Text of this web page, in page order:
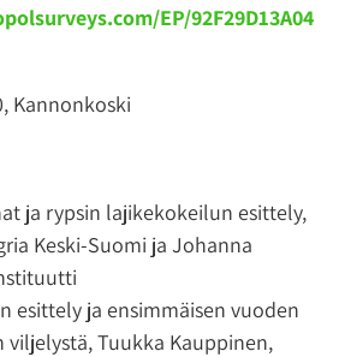
EP/92F29D13A04
Kannonkoski
ja rypsin lajikekokeilun esittely,
Keski-Suomi ja Johanna
esittely ja ensimmäisen vuoden
viljelystä, Tuukka Kauppinen,